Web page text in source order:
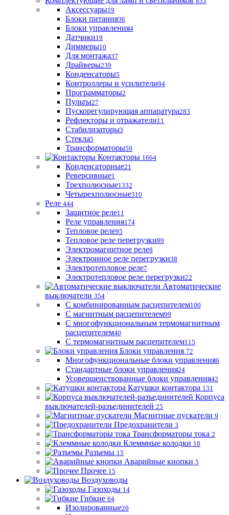
Аксессуары19
Блоки питания36
Блоки управления4
Датчики19
Диммеры10
Для монтажа37
Драйверы239
Конденсаторы5
Контроллеры и усилители94
Программаторы2
Пульты27
Пускорегулирующая аппаратура283
Рефлекторы и отражатели11
Стабилизаторы3
Стекла5
Трансформаторы59
Контакторы 1664
Конденсаторные21
Реверсивные1
Трехполюсные1332
Четырехполюсные310
Реле 444
Защитное реле11
Реле управления174
Тепловое реле95
Тепловое реле перегрузки89
Электромагнитное реле8
Электронное реле перегрузки38
Электротепловое реле7
Электротепловое реле перегрузки22
Автоматические
выключатели 354
С комбинированным расцепителем100
С магнитным расцепителем99
С многофункциональным термомагнитным
расцепителем40
С термомагнитным расцепителем115
Блоки управления 72
Многофункциональные блоки управления6
Стандартные блоки управления24
Усовершенствованные блоки управления42
Катушки контактора 131
Корпуса
выключателей-разъединителей 25
Магнитные пускатели 9
Предохранители 3
Трансформаторы тока 2
Клеммные колодки 10
Разъемы 15
Аварийные кнопки 5
Прочее 15
Воздуховоды
Газоходы 14
Гибкие 64
Изолированные20